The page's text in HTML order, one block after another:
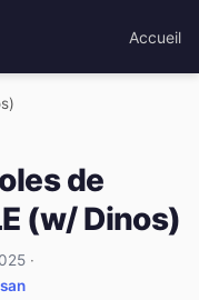
Accueil
de
(w/ Dinos)
·